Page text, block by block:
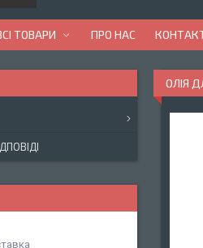
ТОВАРИ ПРО НАС
ОЛІЯ